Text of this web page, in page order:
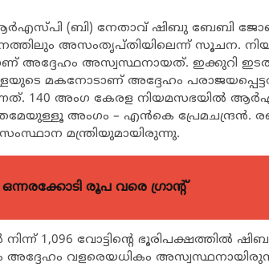
(ബി) നേതാവ് ഷിബു ബേബി ജോണ്‍
അസംതൃപ്തിയിലെന്ന് സൂചന.
അദ്ദേഹം അസ്വസ്ഥനായത്. ഇക്കുറി
മകനോടാണ് അദ്ദേഹം
140 അംഗ കേരള നിയമസഭയില്‍
അംഗം – എന്‍കെ പ്രേമചന്ദ്രന്‍.
സംസ്ഥാന മന്ത്രിയുമായിരുന്നു.
രൂപ വരെ ഗ്രാന്റ്
നിന്ന് 1,096 വോട്ടിന്‍റെ ഭൂരിപക്ഷത്തില്‍
അദ്ദേഹം വളരെയധികം